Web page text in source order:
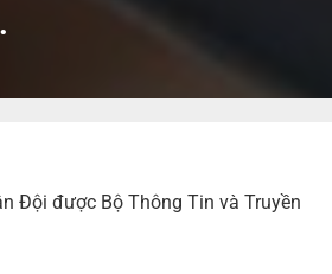
Đội được Bộ Thông Tin và Truyền